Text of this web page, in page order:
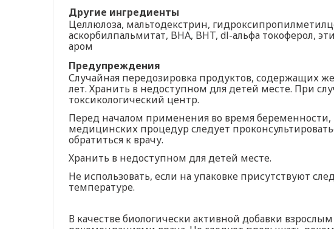
Другие ингредиенты
Целлюлоза, мальтодекстрин,
аскорбилпальмитат, BHA, BHT, dl-альфа токоферол,
аром
Предупреждения
Случайная передозировка продуктов, содержащих
лет. Хранить в недоступном для детей месте. При
токсикологический центр.
Перед началом применения во время
медицинских процедур следует
обратиться к врачу.
Хранить в недоступном для детей месте.
Не использовать, если на упаковке присутствуют
температуре.
В качестве биологически активной добавки